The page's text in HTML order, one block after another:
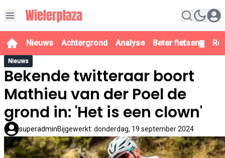
Nieuws Achtergrond Analyse Beter fietsen
Nieuws
Bekende twitteraar boort
Mathieu van der Poel de
grond in: 'Het is een clown'
superadminBijgewerkt: donderdag, 19 september 2024